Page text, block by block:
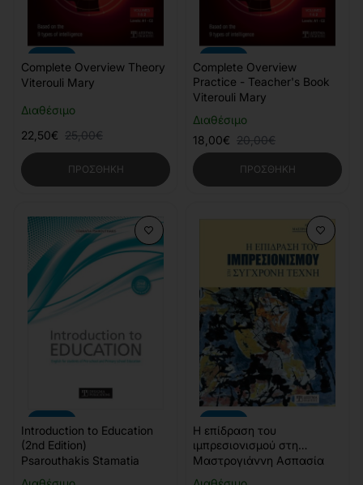
Διαθέσιμο
Complete Overview Theory
Viterouli Mary
22,50€ 25,00€
ΠΡΟΣΘΉΚΗ
Διαθέσιμο
Complete Overview
Practice - Teacher's Book
Viterouli Mary
18,00€ 20,00€
ΠΡΟΣΘΉΚΗ
Introduction to Education
(2nd Edition)
Psarouthakis Stamatia
Η επίδραση του
ιμπρεσιονισμού στη
σύγχρονη τέχνη
Μαστρογιάννη Ασπασία